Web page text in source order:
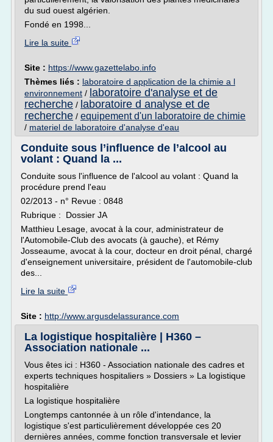
du sud ouest algérien.
Fondé en 1998...
Lire la suite
Site : https://www.gazettelabo.info
Thèmes liés : laboratoire d application de la chimie a l
environnement / laboratoire d'analyse et de
recherche / laboratoire d analyse et de
recherche / equipement d'un laboratoire de chimie
/ materiel de laboratoire d'analyse d'eau
Conduite sous l’influence de l’alcool au
volant : Quand la ...
Conduite sous l'influence de l'alcool au volant : Quand la
procédure prend l'eau
02/2013 - n° Revue : 0848
Rubrique : Dossier JA
Matthieu Lesage, avocat à la cour, administrateur de
l'Automobile-Club des avocats (à gauche), et Rémy
Josseaume, avocat à la cour, docteur en droit pénal, chargé
d'enseignement universitaire, président de l'automobile-club
des...
Lire la suite
Site : http://www.argusdelassurance.com
La logistique hospitalière | H360 –
Association nationale ...
Vous êtes ici : H360 - Association nationale des cadres et
experts techniques hospitaliers » Dossiers » La logistique
hospitalière
La logistique hospitalière
Longtemps cantonnée à un rôle d'intendance, la
logistique s'est particulièrement développée ces 20
dernières années, comme fonction transversale et levier